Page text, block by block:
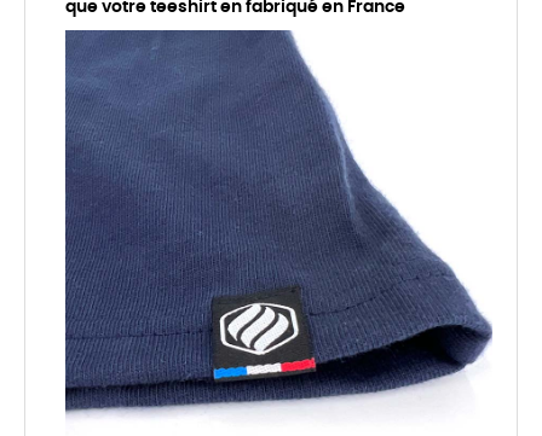
que votre teeshirt en fabriqué en France